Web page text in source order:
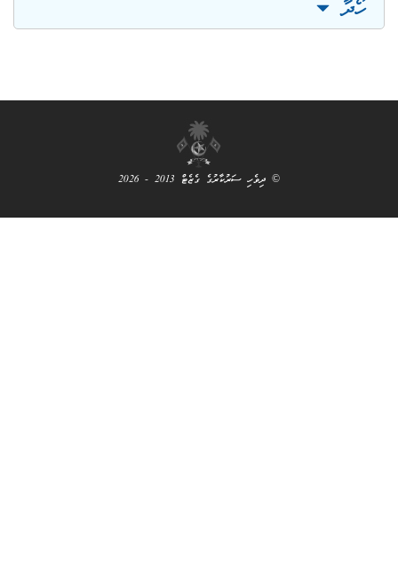
© ދިވެހި ސަރުކާރުގެ ގެޒެޓް 2013 - 2026